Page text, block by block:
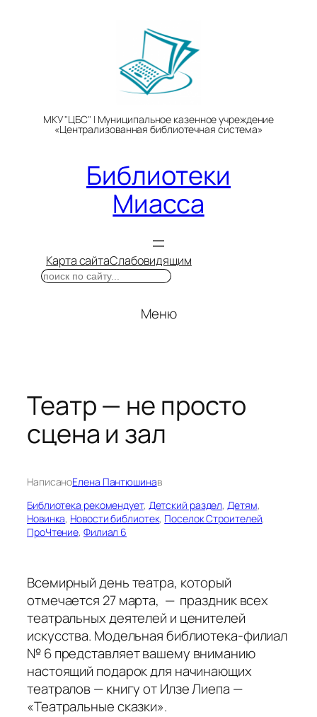
МКУ "ЦБС" | Муниципальное казенное учреждение
«Централизованная библиотечная система»
Библиотеки
Миасса
Карта сайтаСлабовидящим
Поиск
Меню
Театр — не просто
сцена и зал
НаписаноЕлена Пантюшинав
Библиотека рекомендует, Детский раздел, Детям
Новинка, Новости библиотек, Поселок Строителей
ПроЧтение, Филиал 6
Всемирный день театра, который
отмечается 27 марта, — праздник всех
театральных деятелей и ценителей
искусства. Модельная библиотека-филиал
№ 6 представляет вашему вниманию
настоящий подарок для начинающих
театралов — книгу от Илзе Лиепа —
«Театральные сказки».